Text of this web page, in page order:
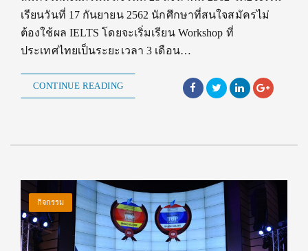
เรียนวันที่ 17 กันยายน 2562 นักศึกษาที่สนใจสมัครไม่
ต้องใช้ผล IELTS โดยจะเริ่มเรียน Workshop ที่
ประเทศไทยเป็นระยะเวลา 3 เดือน…
CONTINUE READING
กิจกรรม